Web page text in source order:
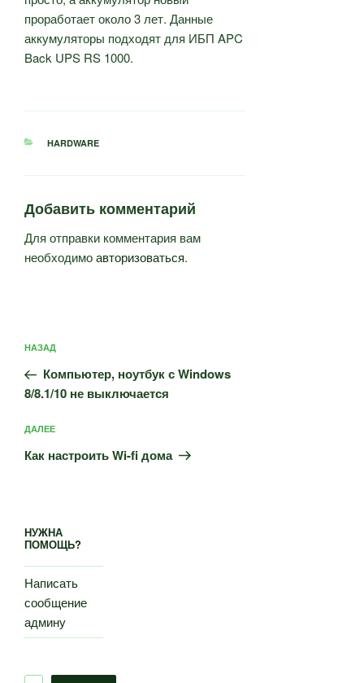
проработает около 3 лет. Данные
аккумуляторы подходят для ИБП APC
Back UPS RS 1000.
РУБРИКИ
HARDWARE
Добавить комментарий
Для отправки комментария вам
необходимоавторизоваться.
по
записям
Предыдущая
запись:
НАЗАД
Компьютер, ноутбук с Windows
8/8.1/10 не выключается
Следующая
запись
ДАЛЕЕ
Как настроить Wi-fi дома
НУЖНА
ПОМОЩЬ?
Написать
сообщение
админу